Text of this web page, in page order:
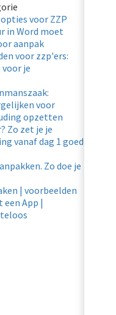
voor ZZP
in Word moet
aanpak
voor zzp'ers:
je
voor
opzetten
Zo zet je je
vanaf dag 1 goed
Zo doe je
| voorbeelden
een App |